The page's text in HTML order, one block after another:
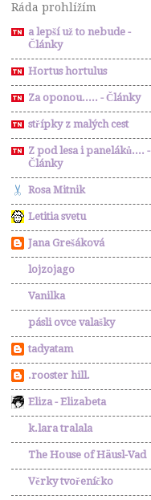
Ráda prohlížím
a lepší už to nebude -
Články
Hortus hortulus
Za oponou..... - Články
střípky z malých cest
Z pod lesa i paneláků.... -
Články
Rosa Mitnik
Letitia svetu
Jana Grešáková
lojzojago
Vanilka
pásli ovce valašky
tadyatam
.rooster hill.
Eliza - Elizabeta
k.lara tralala
The House of Häusl-Vad
Věrky tvořeníčko